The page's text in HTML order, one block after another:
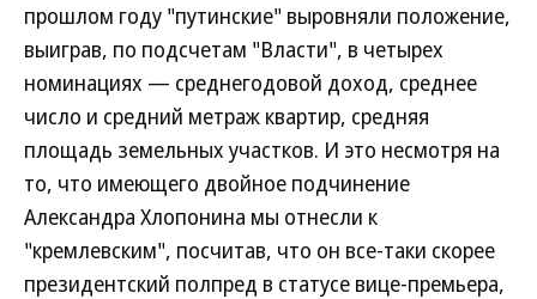
прошлом году "путинские" выровняли положение,
выиграв, по подсчетам "Власти", в четырех
номинациях — среднегодовой доход, среднее
число и средний метраж квартир, средняя
площадь земельных участков. И это несмотря на
то, что имеющего двойное подчинение
Александра Хлопонина мы отнесли к
"кремлевским", посчитав, что он все-таки скорее
президентский полпред в статусе вице-премьера,